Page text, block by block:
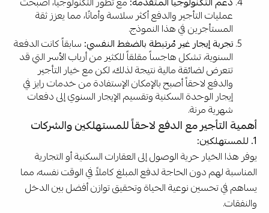
مع تطور التكنولوجيا، أصبحت
عمليات التأجير والدفع أكثر سلاسة وأمانًا، مما يعزز ثقة
المستأجرين في هذا النموذج.
تجربة إيجار غير مُرتبطة بالضغط النفسي: سابقاً كانت الدفعة
السنوية، تشكل هاجساً مقلقاً للكثير من أرباب الأسر التي قد
تتعرض لضائقة مالية نتيجة لذلك، لكن مع خيار التأجير
والدفع لاحقاً أصبح بالإمكان الإستفادة من خدمات رايز في
إيجار الوحدة السكنية وتقسيم الإيجار السنوي إلى دفعات
شهرية مرنة.
أهمية التأجير مع الدفع لاحقاً للمستهلكين والشركات
1. للمستهلكين:
يوفر هذا الخيار حرية الوصول إلى العقارات السكنية أو التجارية
المناسبة لهم دون الحاجة لدفع المبلغ كاملاً في الوقت نفسه، مما
يساهم في تحسين نوعية الحياة وتحقيق توازن أفضل بين الدخل
والنفقات.